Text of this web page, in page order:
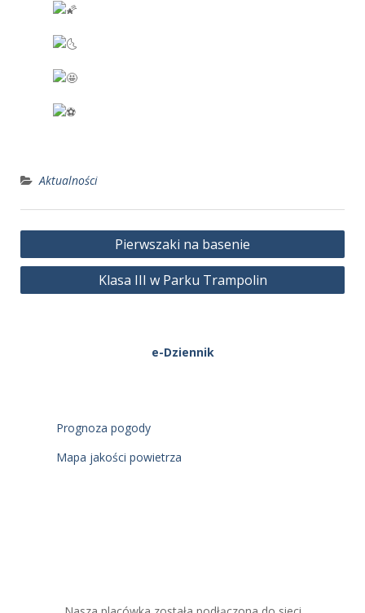
Aktualności
Nawigacja
wpisu
Pierwszaki na basenie
Klasa III w Parku Trampolin
e-Dziennik
Prognoza pogody
Mapa jakości powietrza